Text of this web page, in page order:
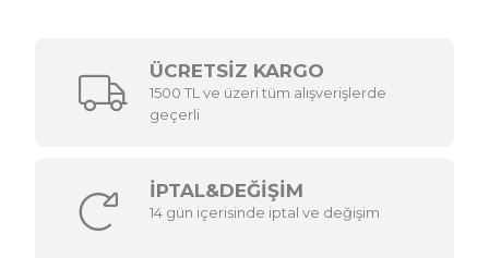
ÜCRETSİZ KARGO
1500 TL ve üzeri tüm alışverişlerde
geçerli
İPTAL&DEĞİŞİM
14 gün içerisinde iptal ve değişim